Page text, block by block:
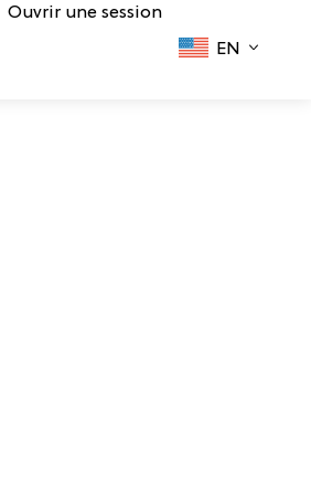
Ouvrir une session
EN